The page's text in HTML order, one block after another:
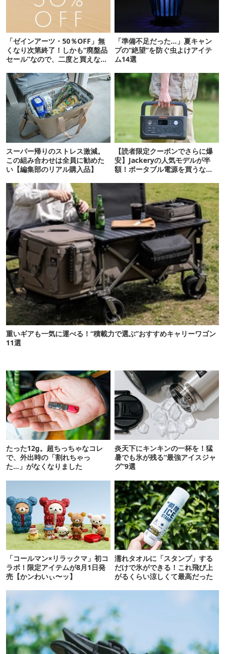
「ゼインアーツ・50％OFF」無
くなり次第終了！しかも“廃盤品
セール”なので、二度と買えない
「準備不足だった…」夏キャン
プの“絶望”を防ぐ虫よけアイテ
ム14選
スーパー帰りのストレス激減。
この組み合わせは全員に勧めた
い【編集部のリアル購入品】
【読者限定クーポンでさらに爆
安】Jackeryの人気モデルが半
額！ポータブル電源を買うなら
重いギアも一気に運べる！“積載力で選ぶ”おすすめキャリーワゴン
11選
たった12g。超ちっちゃなコレ
で、外出時の「割れちゃっ
た…」がなくなりました
炎天下にキンキンの一杯を！猛
暑でも氷が残る“最強アイスジャ
グ”9選
「コールマン×リラックマ」初コ
ラボ！限定アイテムが8月1日発
売【かンわいぃ〜ッ】
濡れタオルに「スタンプ」する
だけで氷ができる！これ飛び上
がるくらい涼しくて最高だった